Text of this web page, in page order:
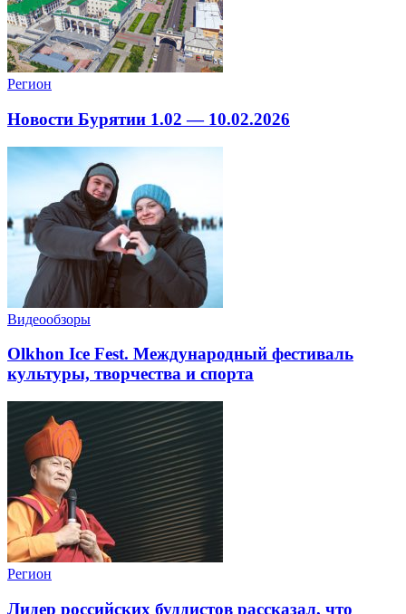
Регион
Новости Бурятии 1.02 — 10.02.2026
Видеообзоры
Olkhon Ice Fest. Международный фестиваль
культуры, творчества и спорта
Регион
Лидер российских буддистов рассказал, что